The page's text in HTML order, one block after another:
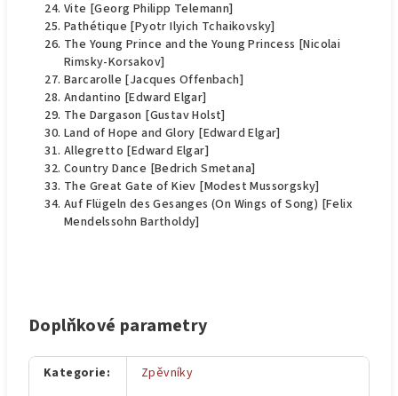
Vite [Georg Philipp Telemann]
Pathétique [Pyotr Ilyich Tchaikovsky]
The Young Prince and the Young Princess [Nicolai
Rimsky-Korsakov]
Barcarolle [Jacques Offenbach]
Andantino [Edward Elgar]
The Dargason [Gustav Holst]
Land of Hope and Glory [Edward Elgar]
Allegretto [Edward Elgar]
Country Dance [Bedrich Smetana]
The Great Gate of Kiev [Modest Mussorgsky]
Auf Flügeln des Gesanges (On Wings of Song) [Felix
Mendelssohn Bartholdy]
Doplňkové parametry
Kategorie: Zpěvníky